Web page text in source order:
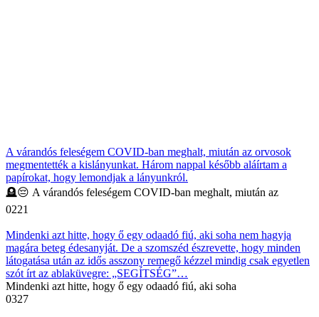
A várandós feleségem COVID-ban meghalt, miután az orvosok
megmentették a kislányunkat. Három nappal később aláírtam a
papírokat, hogy lemondjak a lányunkról.
🪦😔 A várandós feleségem COVID-ban meghalt, miután az
0221
Mindenki azt hitte, hogy ő egy odaadó fiú, aki soha nem hagyja
magára beteg édesanyját. De a szomszéd észrevette, hogy minden
látogatása után az idős asszony remegő kézzel mindig csak egyetlen
szót írt az ablaküvegre: „SEGÍTSÉG”…
Mindenki azt hitte, hogy ő egy odaadó fiú, aki soha
0327